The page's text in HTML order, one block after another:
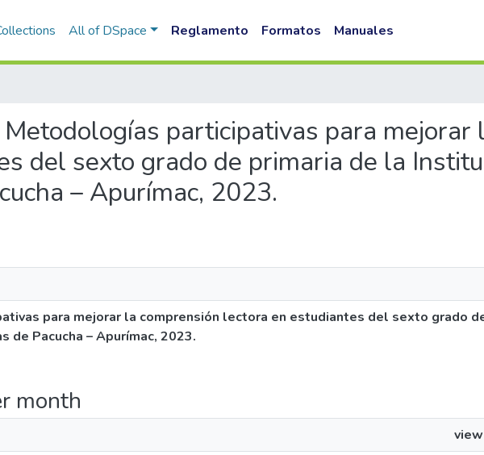
All of DSpace Reglamento Formatos Manuales
participativas para mejorar
del sexto grado de primaria de la
– Apurímac, 2023.
para mejorar la comprensión lectora en estudiantes del sexto grado
de Pacucha – Apurímac, 2023.
month